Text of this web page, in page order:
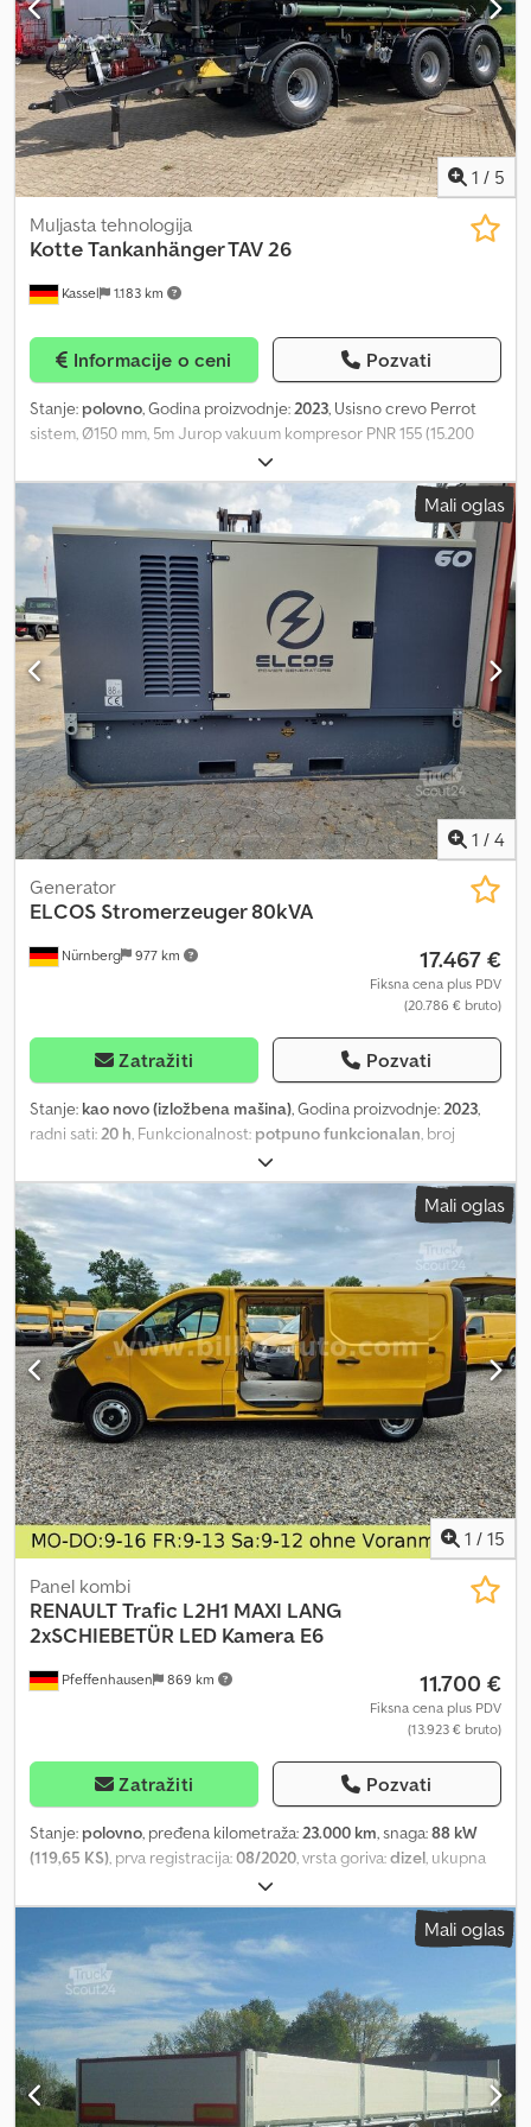
enterijera: crna Životna sredina Emisiona klasa: Euro 0 Održavanje,
istorija i stanje APK (tehnički pregled): Novi TÜV pri isporuci Broj
ključeva: 2
1 / 5
Kassel 1.183 km
Muljasta tehnologija
KotteTankanhänger TAV 26
Informacije o ceni Pozvati
Stanje: polovno, Godina proizvodnje:2023, Usisno crevo Perrot
sistem, Ø150 mm, 5m Jurop vakuum kompresor PNR 155 (15.200
l/min) Plastični blatobran za radnu verziju. Profesionalna pomoć pri
punjenju NW 200 napred / rotacioni element pozadi. Klinasti
prirubnički zasun 6 inča levo napred, klinasti prirubnički zasun 6
inča desno napred, držač za Cjdpfsr T Rfrsx Abyjrf
Mali oglas
1 / 4
Nürnberg 977 km
Generator
ELCOS Stromerzeuger 80kVA
17.467 €
Fiksna cena plus PDV
(20.786 € bruto)
Zatražiti Pozvati
Stanje: kao novo (izložbena mašina), Godina proizvodnje:2023,
radni sati:20 h, Funkcionalnost: potpuno funkcionalan, broj
dizel
proizvodnju struje 80 kVA - demonstraciona mašina - ODMAH
SPREMNA ZA UPOTREBU * Motor prema ekološkoj normi Stage III
* Kontinuirana snaga 80 kVA * uključuje komplet utičnica: * po 1x
230V/Schuko+16A-CEE * po 1x 400V/16A+32A+63A-CEE sa
posebnim FI zaštitnim prekidačem za svaku utičnicu tipa A/230V i
tipa B/400V prema DGUV 203-032 (izvedba “B”) u skladu sa VDE
0100-704, za puštanje u rad bez električara specijaliste. Dodatne
tehničke informacije na zahtev. Crodsn Arcuepfx Abysf
Mali oglas
1 / 15
Pfeffenhausen 869 km
Panel kombi
RENAULTTrafic L2H1 MAXI LANG
2xSCHIEBETÜR LED Kamera E6
11.700 €
Fiksna cena plus PDV
(13.923 € bruto)
Zatražiti Pozvati
Stanje: polovno, pređena kilometraža:23.000 km, snaga:88 kW
(119,65 KS), prva registracija:08/2020, vrsta goriva:dizel, ukupna
, tip prenosa:
razred:Euro 6, broj sedišta:3, Godina proizvodnje:2020, Oprema:
ABS, centralno zaključavanje, elektronski program stabilnosti
(ESP), filter za čađ, Neto prodajna cena: 11.990 € Renault Trafic
MAXI / DUGA verzija iz prve ruke sa 2x kliznim vratima Godina prve
registracije: 08/2020 Kilometraža: 23.000 km TÜV/tehnički: nov na
zahtev 88 kW/120 KS Standard emisije EURO6 PDV je iskazan.
Posebne karakteristike: - 2x klizna vrata - Dug međusovinski
razmak - LED farovi - Kamera za vožnju unazad - Maglenke - LED
unutrašnje osvetljenje - 3 mesta za sedenje upisana / mogućnost
Mali oglas